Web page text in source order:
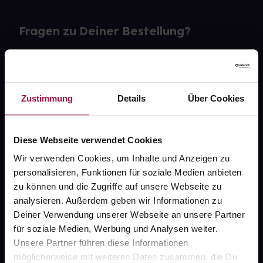
Zustimmung Details Über Cookies
Diese Webseite verwendet Cookies
Wir verwenden Cookies, um Inhalte und Anzeigen zu
personalisieren, Funktionen für soziale Medien anbieten
zu können und die Zugriffe auf unsere Webseite zu
analysieren. Außerdem geben wir Informationen zu
Deiner Verwendung unserer Webseite an unsere Partner
für soziale Medien, Werbung und Analysen weiter.
Unsere Partner führen diese Informationen
möglicherweise mit weiteren Daten zusammen, die Du
Fragen zu Deiner Bestellung?
gesund.de
Über uns
Karriere
Newsletter